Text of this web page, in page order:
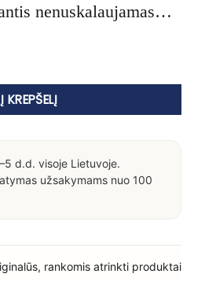
nenuskalaujamas
Super Strong Liquid
Į KREPŠELĮ
d.d. visoje Lietuvoje.
užsakymams nuo 100
rankomis atrinkti produktai